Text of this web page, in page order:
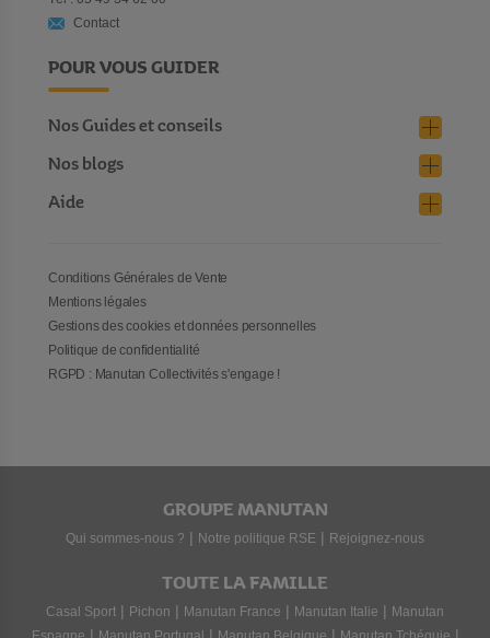
Contact
POUR VOUS GUIDER
Nos Guides et conseils
Nos blogs
Aide
Conditions Générales de Vente
Mentions légales
Gestions des cookies et données personnelles
Politique de confidentialité
RGPD : Manutan Collectivités s'engage !
GROUPE MANUTAN
Qui sommes-nous ? | Notre politique RSE | Rejoignez-nous
TOUTE LA FAMILLE
Casal Sport | Pichon | Manutan France | Manutan Italie | Manutan